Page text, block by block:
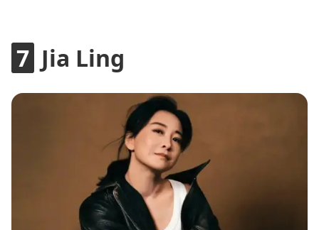
Jia Ling